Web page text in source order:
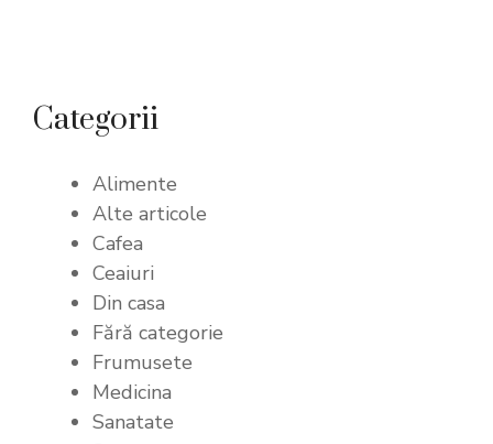
Categorii
Alimente
Alte articole
Cafea
Ceaiuri
Din casa
Fără categorie
Frumusete
Medicina
Sanatate